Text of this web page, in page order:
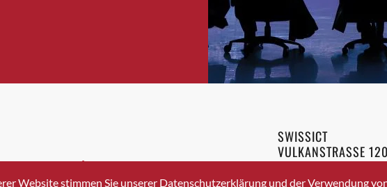
Bäretswil
Bülach
Cazis
Cham
Davos Platz
Davos Platz 1
+41 43 336 40 20
SWISSICT
VULKANSTRASSE 120
8048 ZURICH
Website stimmen Sie unserer Datenschutzerklärung und der Verwendung